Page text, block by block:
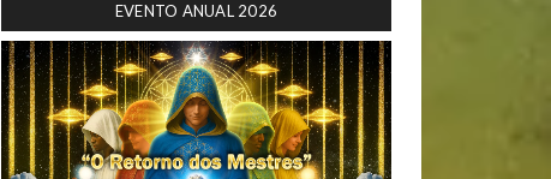
EVENTO ANUAL 2026